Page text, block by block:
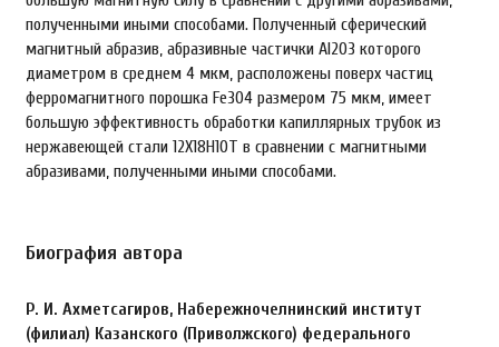
полученными иными способами. Полученный сферический
магнитный абразив, абразивные частички Al2О3 которого
диаметром в среднем 4 мкм, расположены поверх частиц
ферромагнитного порошка Fe3O4 размером 75 мкм, имеет
большую эффективность обработки капиллярных трубок из
нержавеющей стали 12Х18Н10Т в сравнении с магнитными
абразивами, полученными иными способами.
Биография автора
Р. И. Ахметсагиров, Набережночелнинский институт
(филиал) Казанского (Приволжского) федерального